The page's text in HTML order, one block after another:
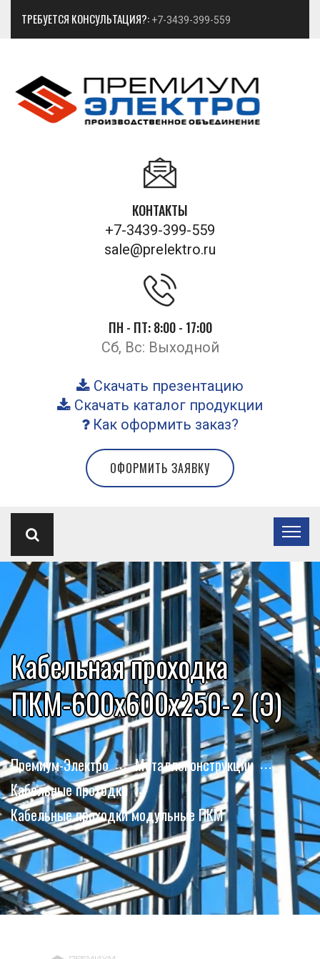
ТРЕБУЕТСЯ КОНСУЛЬТАЦИЯ?: +7-3439-399-559
КОНТАКТЫ
+7-3439-399-559
sale@prelektro.ru
ПН - ПТ: 8:00 - 17:00
Сб, Вс: Выходной
Скачать презентацию
Скачать каталог продукции
Как оформить заказ?
ОФОРМИТЬ ЗАЯВКУ
Кабельная проходка
ПКМ-600х600х250-2 (Э)
Премиум-Электро
Металлоконструкции
Кабельные проходки
Кабельные проходки модульные ПКМ